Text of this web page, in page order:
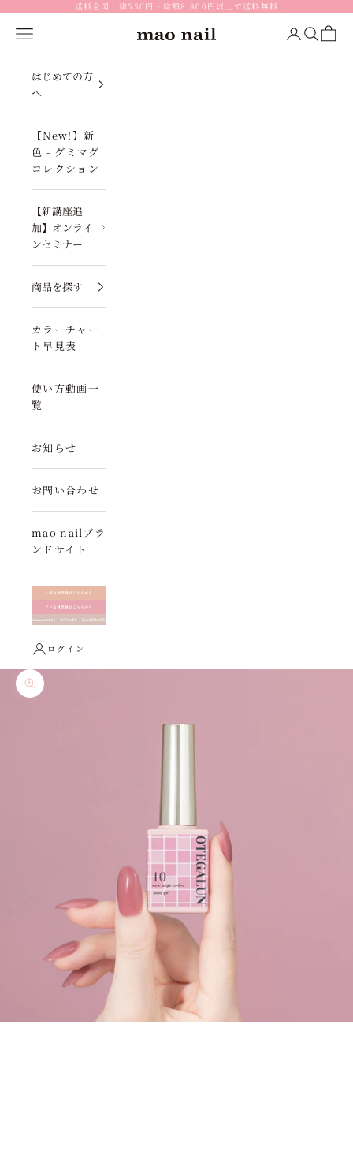
コンテンツへスキップ送料全国一律550円・総額8,800円以上で送料無料
mao nail
メニュー ログイン
検索カート
はじめての方
へ
【New!】新
色 - グミマグ
コレクション
【新講座追
加】オンライ
ンセミナー
商品を探す
カラーチャー
ト早見表
使い方動画一
覧
お知らせ
お問い合わせ
mao nailブラ
ンドサイト
ログイン
ズームイン